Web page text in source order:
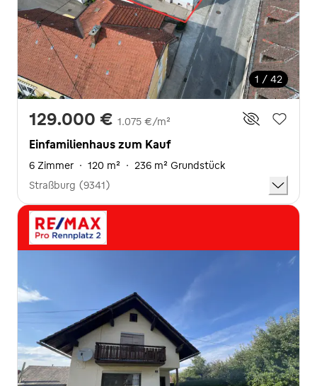
1 / 42
129.000 € 1.075 €/m²
Einfamilienhaus zum Kauf
6 Zimmer · 120 m² · 236 m² Grundstück
Straßburg (9341)